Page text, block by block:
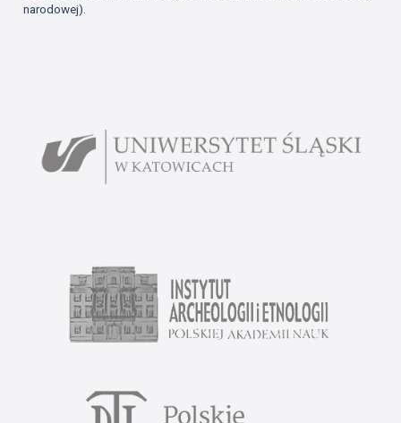
narodowej).